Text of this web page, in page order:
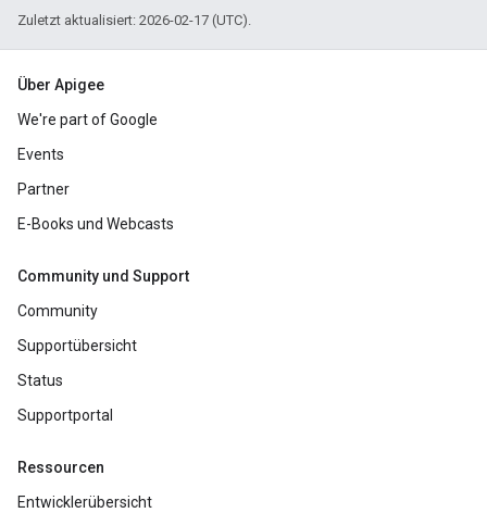
Zuletzt aktualisiert: 2026-02-17 (UTC).
Über Apigee
We're part of Google
Events
Partner
E-Books und Webcasts
Community und Support
Community
Supportübersicht
Status
Supportportal
Ressourcen
Entwicklerübersicht